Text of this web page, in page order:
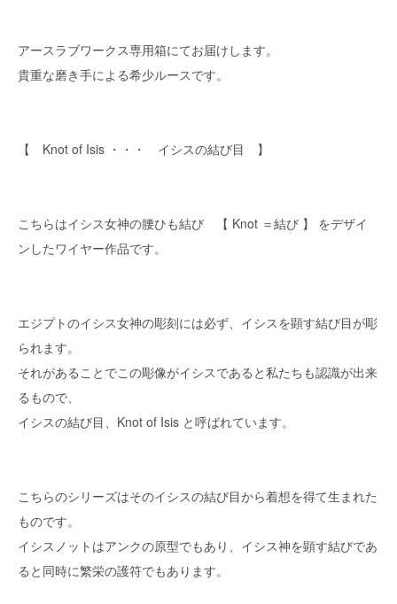
アースラブワークス専用箱にてお届けします。
貴重な磨き手による希少ルースです。
【 Knot of Isis ・・・ イシスの結び目 】
こちらはイシス女神の腰ひも結び 【 Knot ＝結び 】 をデザイ
ンしたワイヤー作品です。
エジプトのイシス女神の彫刻には必ず、イシスを顕す結び目が彫
られます。
それがあることでこの彫像がイシスであると私たちも認識が出来
るもので、
イシスの結び目、Knot of Isis と呼ばれています。
こちらのシリーズはそのイシスの結び目から着想を得て生まれた
ものです。
イシスノットはアンクの原型でもあり、イシス神を顕す結びであ
ると同時に繁栄の護符でもあります。